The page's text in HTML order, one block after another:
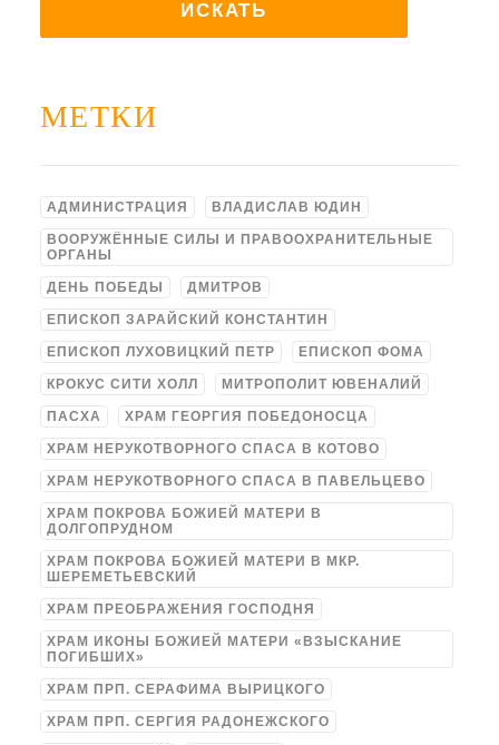
МЕТКИ
АДМИНИСТРАЦИЯ ВЛАДИСЛАВ ЮДИН
ВООРУЖЁННЫЕ СИЛЫ И ПРАВООХРАНИТЕЛЬНЫЕ
ОРГАНЫ
ДЕНЬ ПОБЕДЫ ДМИТРОВ
ЕПИСКОП ЗАРАЙСКИЙ КОНСТАНТИН
ЕПИСКОП ЛУХОВИЦКИЙ ПЕТР ЕПИСКОП ФОМА
КРОКУС СИТИ ХОЛЛ МИТРОПОЛИТ ЮВЕНАЛИЙ
ПАСХА ХРАМ ГЕОРГИЯ ПОБЕДОНОСЦА
ХРАМ НЕРУКОТВОРНОГО СПАСА В КОТОВО
ХРАМ НЕРУКОТВОРНОГО СПАСА В ПАВЕЛЬЦЕВО
ХРАМ ПОКРОВА БОЖИЕЙ МАТЕРИ В
ДОЛГОПРУДНОМ
ХРАМ ПОКРОВА БОЖИЕЙ МАТЕРИ В МКР.
ШЕРЕМЕТЬЕВСКИЙ
ХРАМ ПРЕОБРАЖЕНИЯ ГОСПОДНЯ
ХРАМ ИКОНЫ БОЖИЕЙ МАТЕРИ «ВЗЫСКАНИЕ
ПОГИБШИХ»
ХРАМ ПРП. СЕРАФИМА ВЫРИЦКОГО
ХРАМ ПРП. СЕРГИЯ РАДОНЕЖСКОГО